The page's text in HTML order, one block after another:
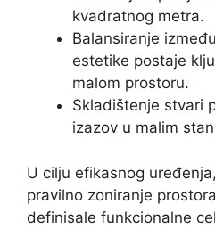
kvadratnog metra.
Balansiranje
estetike postaje
malom prostoru.
Skladištenje stvari
izazov u malim
U cilju efikasnog
pravilno zoniranje
definisale funkcionalne